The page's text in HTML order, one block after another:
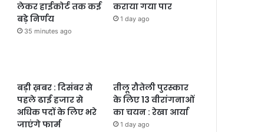
लेकर हाईकोर्ट तक कई
बड़े निर्णय
35 minutes ago
कराया गया पार
1 day ago
बड़ी ख़बर : दिसंबर से
पहले ढाई हजार से
अधिक पदों के लिए भरे
जाएंगे फार्म
तीलू रौतेली पुरस्कार
के लिए 13 वीरांगनाओं
का चयन : रेखा आर्या
1 day ago